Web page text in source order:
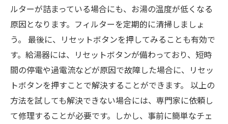
ルターが詰まっている場合にも、お湯の温度が低くなる
原因となります。フィルターを定期的に清掃しましょ
う。 最後に、リセットボタンを押してみることも有効で
す。給湯器には、リセットボタンが備わっており、短時
間の停電や過電流などが原因で故障した場合に、リセッ
トボタンを押すことで解決することができます。 以上の
方法を試しても解決できない場合には、専門家に依頼し
て修理することが必要です。しかし、事前に簡単なチェ